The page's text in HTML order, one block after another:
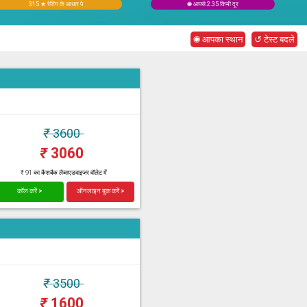
315 ★ रेटिंग के आधार पे ◉ आपसे 2.35 किमी दूर
◉ आपका स्थान ↺ टेस्ट बदले
₹3600
₹3060
₹ 91 का कैशबैक लैब्सएडवाइजर वॉलेट में
कॉल करें > ऑनलाइन बुक करें >
₹3500
₹1600